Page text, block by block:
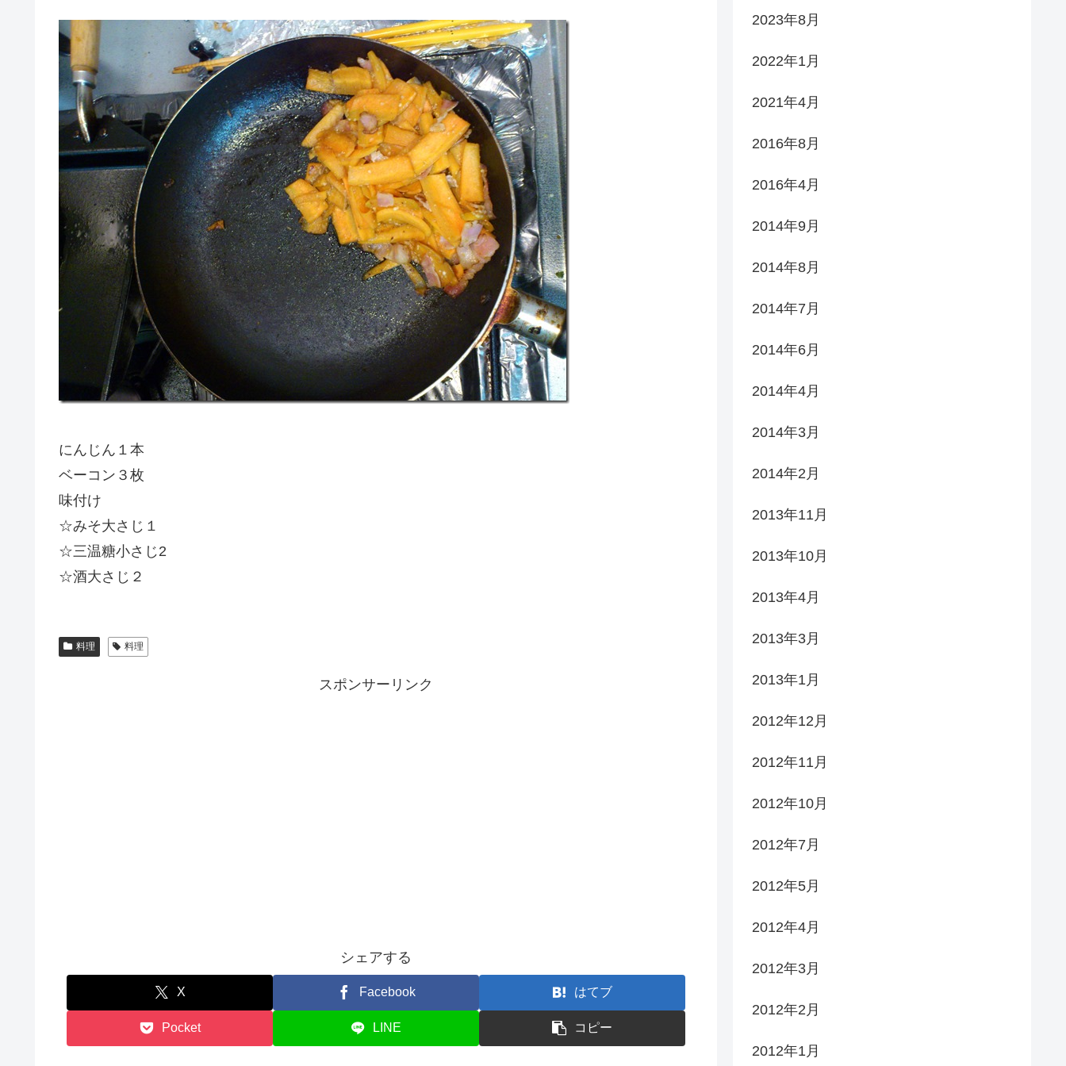
にんじん１本
ベーコン３枚
味付け
☆みそ大さじ１
☆三温糖小さじ2
☆酒大さじ２
料理 料理
スポンサーリンク
シェアする
X Facebook はてブ
Pocket LINE コピー
2023年8月
2022年1月
2021年4月
2016年8月
2016年4月
2014年9月
2014年8月
2014年7月
2014年6月
2014年4月
2014年3月
2014年2月
2013年11月
2013年10月
2013年4月
2013年3月
2013年1月
2012年12月
2012年11月
2012年10月
2012年7月
2012年5月
2012年4月
2012年3月
2012年2月
2012年1月